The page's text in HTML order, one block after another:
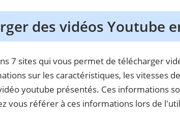
des vidéos Youtube
7 sites qui vous permet de télécharger
sur les caractéristiques, les vitesses
youtube présentés. Ces informations
vous référer à ces informations lors de